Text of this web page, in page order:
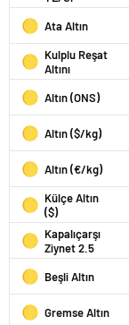
Ata Altın
Kulplu Reşat
Altını
Altın (ONS)
Altın ($/kg)
Altın (€/kg)
Külçe Altın
($)
Kapalıçarşı
Ziynet 2.5
Beşli Altın
Gremse Altın